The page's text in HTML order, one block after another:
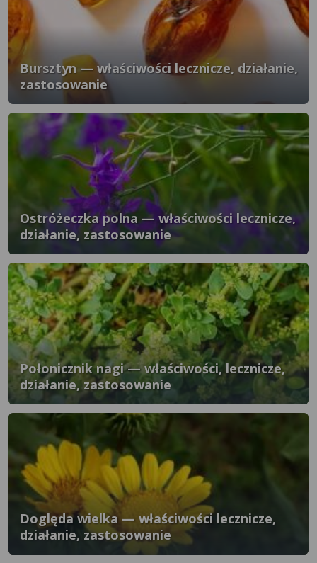
Bursztyn — właściwości lecznicze, działanie,
zastosowanie
Ostróżeczka polna — właściwości lecznicze,
działanie, zastosowanie
Połonicznik nagi — właściwości, lecznicze,
działanie, zastosowanie
Doględa wielka — właściwości lecznicze,
działanie, zastosowanie